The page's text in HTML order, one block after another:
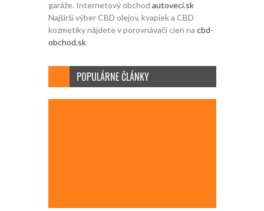
garáže. Internetový obchod autoveci.sk
Najširší výber CBD olejov, kvapiek a CBD
kozmetiky nájdete v porovnávači cien na cbd-
obchod.sk
POPULÁRNE ČLÁNKY